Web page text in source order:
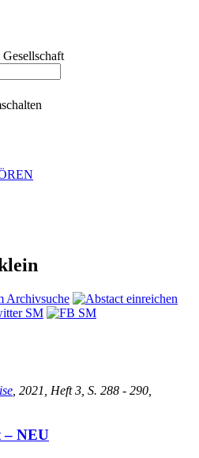
, 2021, Heft 3, S. 288 - 290,
– NEU